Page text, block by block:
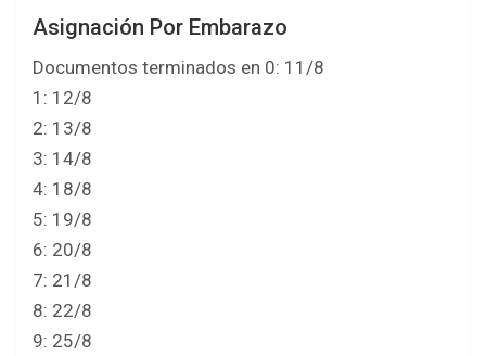
Asignación Por Embarazo
Documentos terminados en 0: 11/8
1: 12/8
2: 13/8
3: 14/8
4: 18/8
5: 19/8
6: 20/8
7: 21/8
8: 22/8
9: 25/8